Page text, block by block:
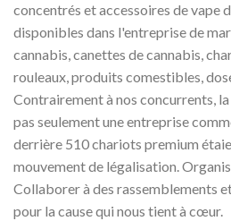
concentrés et accessoires de vape
disponibles dans l'entreprise de
cannabis, canettes de cannabis,
rouleaux, produits comestibles,
Contrairement à nos concurrents,
pas seulement une entreprise
derrière 510 chariots premium
mouvement de légalisation.
Collaborer à des rassemblements
pour la cause qui nous tient à cœur.